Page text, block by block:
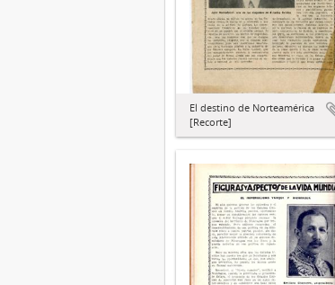
El destino de Norteamérica
[Recorte]